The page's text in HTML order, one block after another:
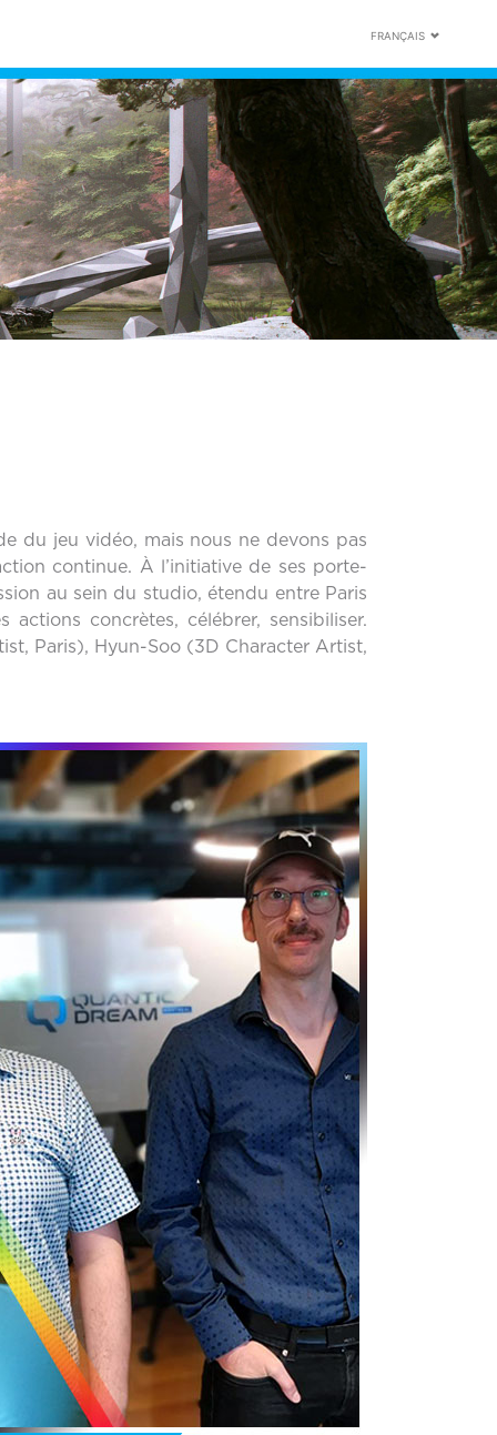
FRANÇAIS
du jeu vidéo, mais nous ne devons pas
continue. À l’initiative de ses porte-
au sein du studio, étendu entre Paris
concrètes, célébrer, sensibiliser.
Paris), Hyun-Soo (3D Character Artist,